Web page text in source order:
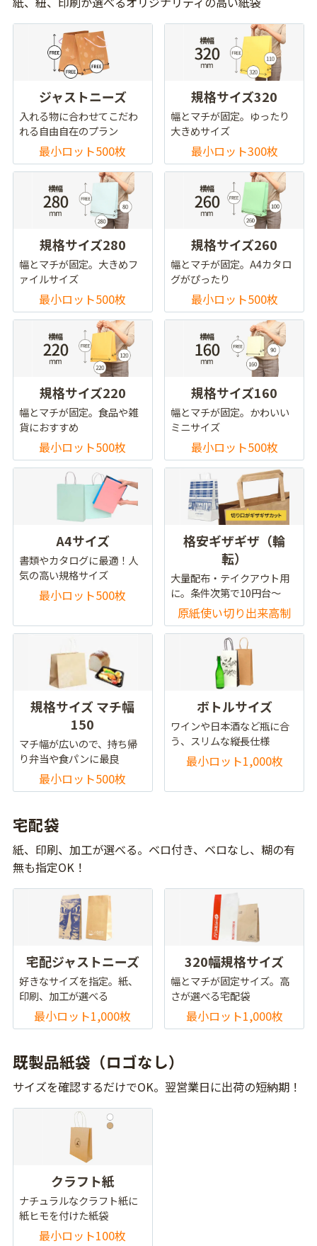
ジャストニーズ
入れる物に合わせてこだわ
れる自由自在のプラン
最小ロット500枚
規格サイズ320
幅とマチが固定。ゆったり
大きめサイズ
最小ロット300枚
規格サイズ280
幅とマチが固定。大きめフ
ァイルサイズ
最小ロット500枚
規格サイズ260
幅とマチが固定。A4カタロ
グがぴったり
最小ロット500枚
規格サイズ220
幅とマチが固定。食品や雑
貨におすすめ
最小ロット500枚
規格サイズ160
幅とマチが固定。かわいい
ミニサイズ
最小ロット500枚
A4サイズ
書類やカタログに最適！人
気の高い規格サイズ
最小ロット500枚
格安ギザギザ（輪
転）
大量配布・テイクアウト用
に。条件次第で10円台～
原紙使い切り出来高制
規格サイズ マチ幅
150
マチ幅が広いので、持ち帰
り弁当や食パンに最良
最小ロット500枚
ボトルサイズ
ワインや日本酒など瓶に合
う、スリムな縦長仕様
最小ロット1,000枚
宅配袋
紙、印刷、加工が選べる。ベロ付き、ベロなし、糊の有
無も指定OK！
宅配ジャストニーズ
好きなサイズを指定。紙、
印刷、加工が選べる
最小ロット1,000枚
320幅規格サイズ
幅とマチが固定サイズ。高
さが選べる宅配袋
最小ロット1,000枚
既製品紙袋（ロゴなし）
サイズを確認するだけでOK。翌営業日に出荷の短納期！
クラフト紙
ナチュラルなクラフト紙に
紙ヒモを付けた紙袋
最小ロット100枚